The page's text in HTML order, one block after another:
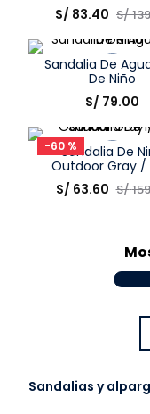
Talla
Elige una opción
COMPRAR
S/ 83.40 S/139
Elige una opción
COMPRAR
Sandalia De
De Niño
S/ 79.00
-60 %
Talla
COMPRAR
Sandalia De
Outdoor Gray /
S/ 63.60 S/159
Sandalias y